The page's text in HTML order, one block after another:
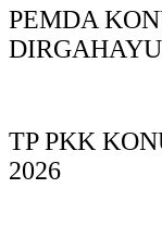
PEMDA
TP PKK
2026